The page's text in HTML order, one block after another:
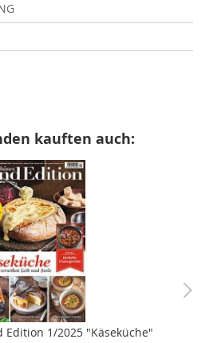
kauften auch:
Edition 1/2025 "Käseküche"